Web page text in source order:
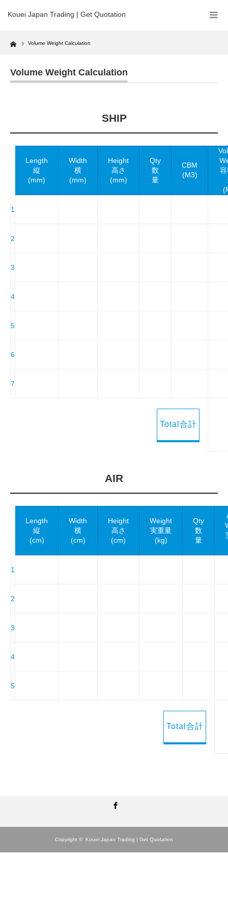
Kouei Japan Trading | Get Quotation
Home Volume Weight Calculation
Volume Weight Calculation
SHIP
Length
縦
(mm)
Width
横
(mm)
Height
高さ
(mm)
Qty
数
量
CBM
(M3)
1
2
3
4
5
6
7
AIR
Length
縦
(cm)
Width
横
(cm)
Height
高さ
(cm)
Weight
実重量
(kg)
Qty
数
量
1
2
3
4
5
Copyright © Kouei Japan Trading | Get Quotation